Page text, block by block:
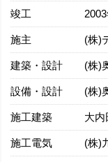
竣工
施主 (株)
建築・設計 (株)
設備・設計 (株)
施工建築 大内
施工電気 (株)